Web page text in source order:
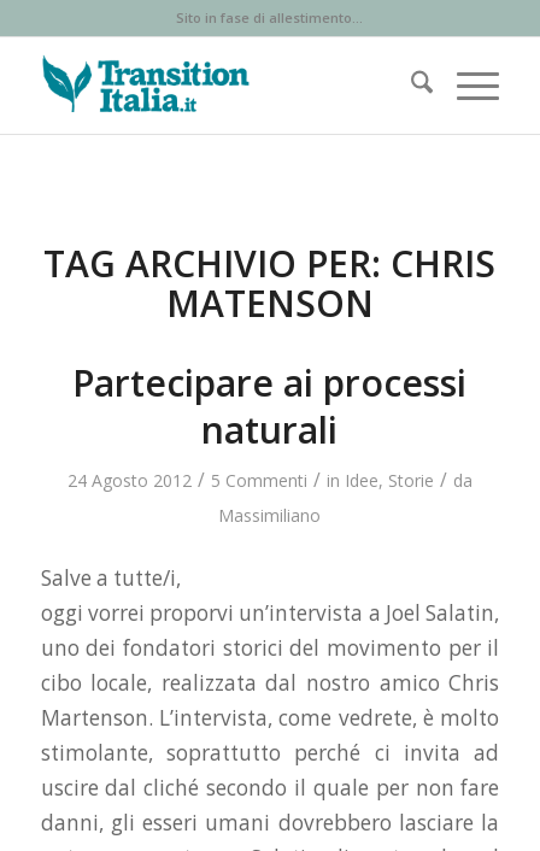
Sito in fase di allestimento...
TAG ARCHIVIO PER: CHRIS
MATENSON
Partecipare ai processi
naturali
24 Agosto 2012 / 5 Commenti / in Idee, Storie / da
Massimiliano
Salve a tutte/i,
oggi vorrei proporvi un’intervista a Joel Salatin,
uno dei fondatori storici del movimento per il
cibo locale, realizzata dal nostro amico Chris
Martenson. L’intervista, come vedrete, è molto
stimolante, soprattutto perché ci invita ad
uscire dal cliché secondo il quale per non fare
danni, gli esseri umani dovrebbero lasciare la